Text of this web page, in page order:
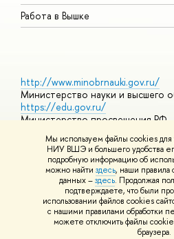
Мы используем файлы cookies для
НИУ ВШЭ и большего удобства
подробную информацию об
можно найти здесь, наши правила
данных –здесь. Продолжая
подтверждаете, что были
использовании файлов cookies
с нашими правилами обработки
можете отключить файлы
браузера.
Работа в Вышке
http://www.minobrnauki.gov.ru/
Министерство науки и высшего
https://edu.gov.ru/
Министерство просвещения РФ
https://elearning.hse.ru/mooc
Массовые открытые онлайн-
© НИУ ВШЭ 1993–2026 Адреса и
использования материалов Политика
Шрифты HSE Sans и HSE Slab